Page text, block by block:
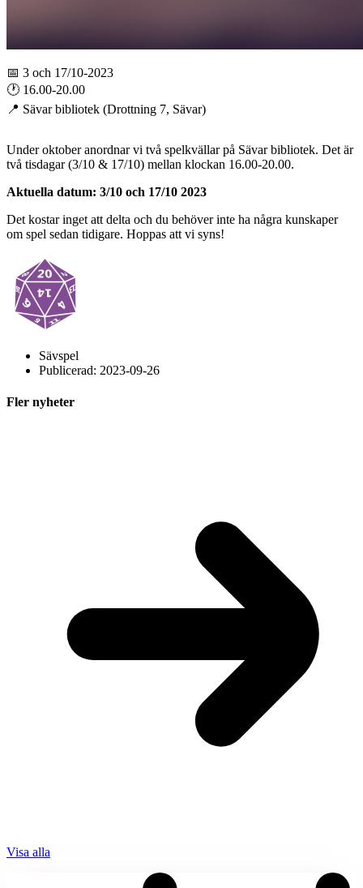
📅 3 och 17/10-2023
🕐 16.00-20.00
📍 Sävar bibliotek (Drottning 7, Sävar)
Under oktober anordnar vi två spelkvällar på Sävar bibliotek. Det är
två tisdagar (3/10 & 17/10) mellan klockan 16.00-20.00.
Aktuella datum: 3/10 och 17/10 2023
Det kostar inget att delta och du behöver inte ha några kunskaper
om spel sedan tidigare. Hoppas att vi syns!
Sävspel
Publicerad: 2023-09-26
Fler nyheter
Visa alla